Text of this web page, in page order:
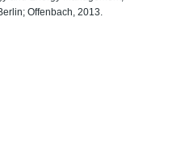
Offenbach, 2013.